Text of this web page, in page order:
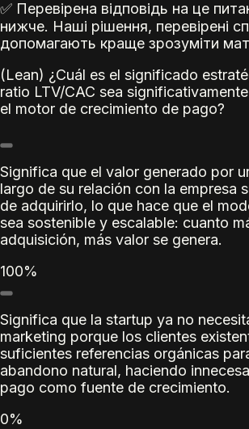
✅ Перевірена відповідь на це
нижче. Наші рішення, перевірені
допомагають краще зрозуміти
(Lean) ¿Cuál es el significado
ratio LTV/CAC sea
el motor de crecimiento de pago?
Significa que el valor generado por
largo de su relación con la empresa
de adquirirlo, lo que hace que el
sea sostenible y escalable: cuanto
adquisición, más valor se genera.
100%
Significa que la startup ya no
marketing porque los clientes
suficientes referencias orgánicas
abandono natural, haciendo
pago como fuente de crecimiento.
0%